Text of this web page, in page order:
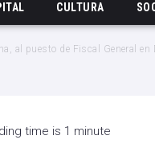
CULTURA
al puesto de Fiscal General en
time is 1 minute